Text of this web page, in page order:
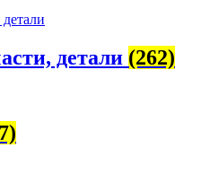
детали (262)